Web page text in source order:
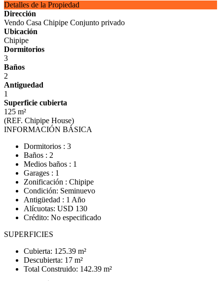
Detalles de la Propiedad
Dirección
Vendo Casa Chipipe Conjunto privado
Ubicación
Chipipe
Dormitorios
3
Baños
2
Antiguedad
1
Superficie cubierta
125 m²
(REF. Chipipe House)
INFORMACIÓN BÁSICA
Dormitorios : 3
Baños : 2
Medios baños : 1
Garages : 1
Zonificación : Chipipe
Condición: Seminuevo
Antigüedad : 1 Año
Alícuotas: USD 130
Crédito: No especificado
SUPERFICIES
Cubierta: 125.39 m²
Descubierta: 17 m²
Total Construido: 142.39 m²